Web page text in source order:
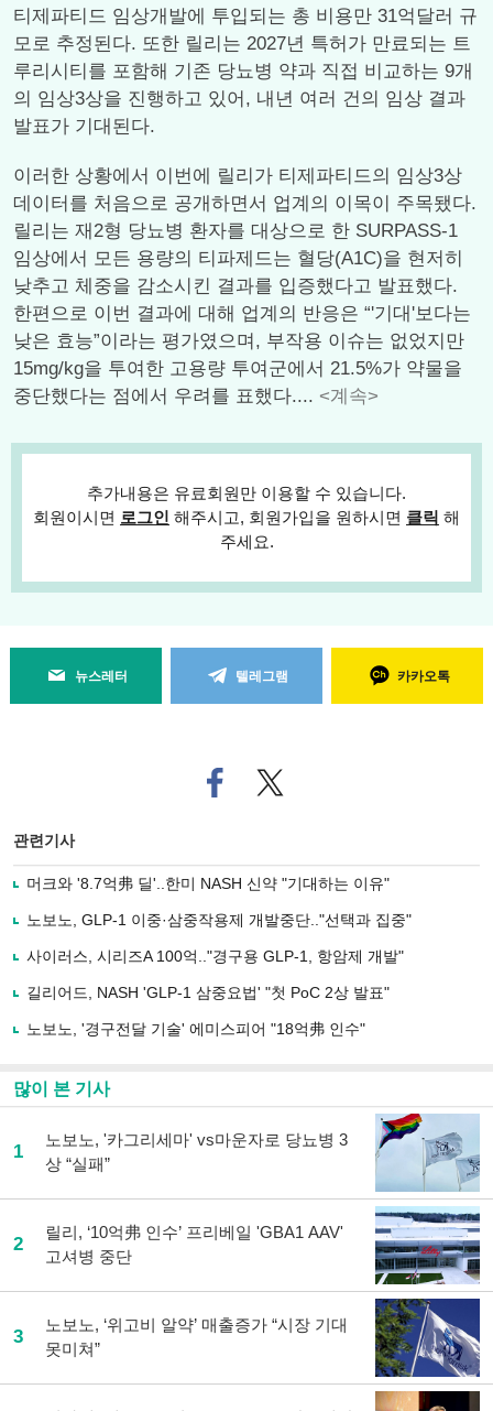
티제파티드 임상개발에 투입되는 총 비용만 31억달러 규
모로 추정된다. 또한 릴리는 2027년 특허가 만료되는 트
루리시티를 포함해 기존 당뇨병 약과 직접 비교하는 9개
의 임상3상을 진행하고 있어, 내년 여러 건의 임상 결과
발표가 기대된다.
이러한 상황에서 이번에 릴리가 티제파티드의 임상3상
데이터를 처음으로 공개하면서 업계의 이목이 주목됐다.
릴리는 재2형 당뇨병 환자를 대상으로 한 SURPASS-1
임상에서 모든 용량의 티파제드는 혈당(A1C)을 현저히
낮추고 체중을 감소시킨 결과를 입증했다고 발표했다.
한편으로 이번 결과에 대해 업계의 반응은 “'기대'보다는
낮은 효능”이라는 평가였으며, 부작용 이슈는 없었지만
15mg/kg을 투여한 고용량 투여군에서 21.5%가 약물을
중단했다는 점에서 우려를 표했다.... <계속>
추가내용은 유료회원만 이용할 수 있습니다.
회원이시면 로그인 해주시고, 회원가입을 원하시면 클릭 해
주세요.
뉴스레터 텔레그램 카카오톡
페
이
로
사
유
기
트위
터로
관련기사
머크와 '8.7억弗 딜'..한미 NASH 신약 "기대하는 이유"
노보노, GLP-1 이중·삼중작용제 개발중단.."선택과 집중"
사이러스, 시리즈A 100억.."경구용 GLP-1, 항암제 개발"
길리어드, NASH 'GLP-1 삼중요법' "첫 PoC 2상 발표"
노보노, '경구전달 기술' 에미스피어 "18억弗 인수"
많이 본 기사
1
노보노, '카그리세마' vs마운자로 당뇨병 3
상 “실패”
2
릴리, ‘10억弗 인수’ 프리베일 'GBA1 AAV'
고셔병 중단
3
노보노, ‘위고비 알약’ 매출증가 “시장 기대
못미쳐”